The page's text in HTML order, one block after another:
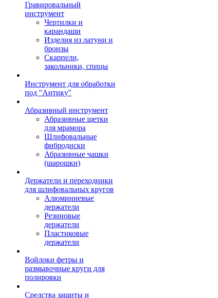
Гравировальный
инструмент
Чертилки и
карандаши
Изделия из латуни и
бронзы
Скарпели,
закольники, спицы
Инструмент для обработки
под "Антику"
Абразивный инструмент
Абразивные щетки
для мрамора
Шлифовальные
фибродиски
Абразивные чашки
(шарошки)
Держатели и переходники
для шлифовальных кругов
Алюминиевые
держатели
Резиновые
держатели
Пластиковые
держатели
Войлоки фетры и
размывочные круги для
полировки
Средства защиты и